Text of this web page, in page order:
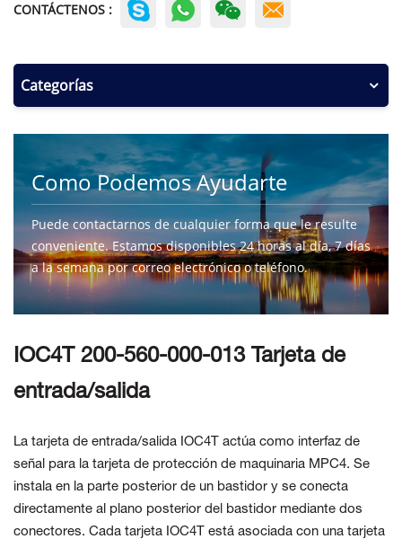
CONTÁCTENOS :
Categorías
Como Podemos Ayudarte
Puede contactarnos de cualquier forma que le resulte
conveniente. Estamos disponibles 24 horas al día, 7 días
a la semana por correo electrónico o teléfono.
CONTÁCTENOS
IOC4T 200-560-000-013 Tarjeta de
entrada/salida
La tarjeta de entrada/salida IOC4T actúa como interfaz de
señal para la tarjeta de protección de maquinaria MPC4. Se
instala en la parte posterior de un bastidor y se conecta
directamente al plano posterior del bastidor mediante dos
conectores. Cada tarjeta IOC4T está asociada con una tarjeta